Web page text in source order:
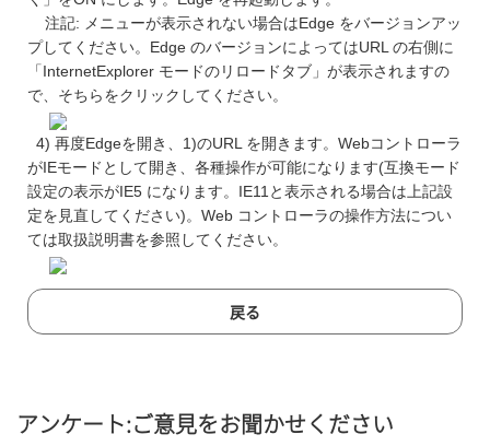
注記: メニューが表示されない場合はEdge をバージョンアッ
プしてください。Edge のバージョンによってはURL の右側に
「InternetExplorer モードのリロードタブ」が表示されますの
で、そちらをクリックしてください。
4) 再度Edgeを開き、1)のURL を開きます。Webコントローラ
がIEモードとして開き、各種操作が可能になります(互換モード
設定の表示がIE5 になります。IE11と表示される場合は上記設
定を見直してください)。Web コントローラの操作方法につい
ては取扱説明書を参照してください。
戻る
アンケート:ご意見をお聞かせください